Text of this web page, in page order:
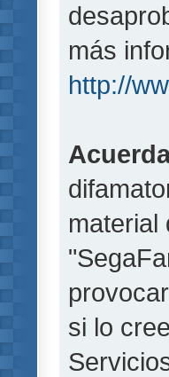
más
http://
material
si lo